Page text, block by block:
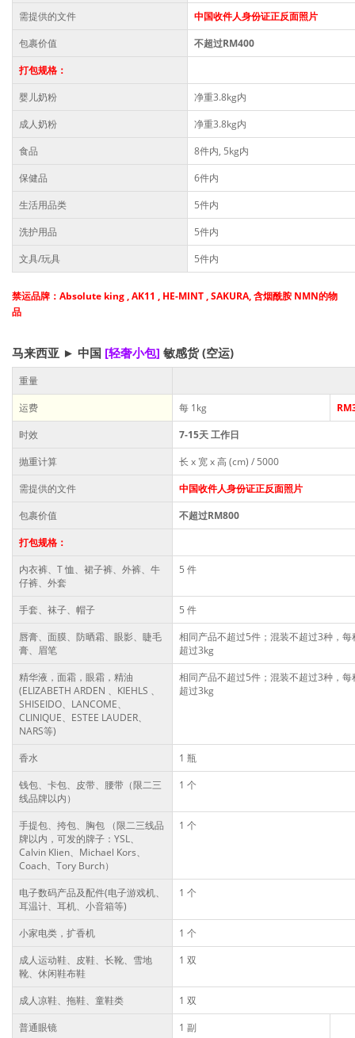
需提供的文件
中国收件人身份证正反面照片
包裹价值
不超过RM400
打包规格：
婴儿奶粉
净重3.8kg内
成人奶粉
净重3.8kg内
食品
8件内, 5kg内
保健品
6件内
生活用品类
5件内
洗护用品
5件内
文具/玩具
5件内
禁运品牌： Absolute king , AK11 , HE-MINT , SAKURA,含烟酰胺 NMN的物
品
马来西亚 ► 中国 [轻奢小包] 敏感货(空运)
重量
运费
每 1kg
时效
7-15天 工作日
抛重计算
长 x 宽 x 高 (cm) / 5000
需提供的文件
中国收件人身份证正反面照片
包裹价值
不超过RM800
打包规格：
内衣裤、T 恤、裙子裤、外裤、牛
仔裤、外套
5 件
手套、袜子、帽子
5 件
唇膏、面膜、防晒霜、眼影、睫毛
膏、眉笔
相同产品不超过5件；混装不超过3种，
超过3kg
精华液，面霜，眼霜，精油
(ELIZABETH ARDEN 、KIEHLS 、
SHISEIDO、LANCOME、
CLINIQUE、ESTEE LAUDER、
NARS等)
相同产品不超过5件；混装不超过3种，
超过3kg
香水
1 瓶
钱包、卡包、皮带、腰带（限二三
线品牌以内）
1 个
手提包、挎包、胸包 （限二三线品
牌以内，可发的牌子：YSL、
Calvin Klien、Michael Kors、
Coach、Tory Burch）
1 个
电子数码产品及配件(电子游戏机、
耳温计、耳机、小音箱等)
1 个
小家电类，扩香机
1 个
成人运动鞋、皮鞋、长靴、雪地
靴、休闲鞋布鞋
1 双
成人凉鞋、拖鞋、童鞋类
1 双
普通眼镜
1 副